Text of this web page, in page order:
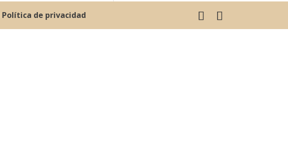
Política de privacidad